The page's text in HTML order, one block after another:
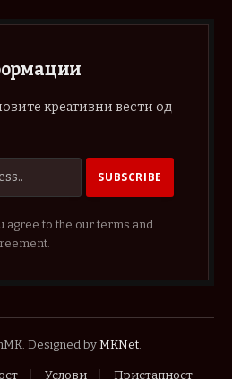
креативни вести од
agree to the our terms and
Designed by MKNet
Услови Пристапност